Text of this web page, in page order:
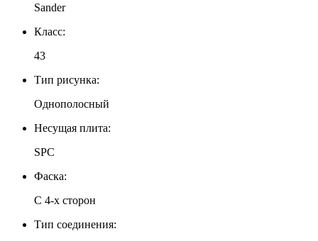
Sander
Класс:
43
Тип рисунка:
Однополосный
Несущая плита:
SPC
Фаска:
С 4-х сторон
Тип соединения: